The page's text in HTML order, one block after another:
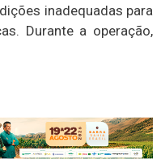
inadequadas para
Durante a operação,